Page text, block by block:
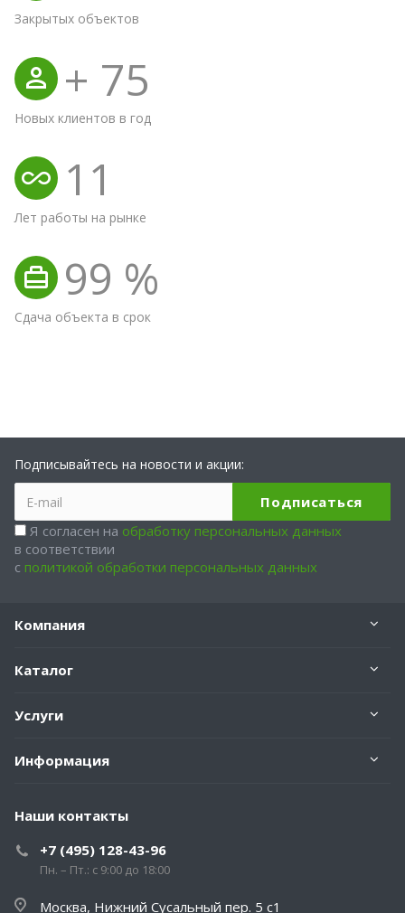
Закрытых объектов
+ 75
Новых клиентов в год
11
Лет работы на рынке
99 %
Сдача объекта в срок
Подписывайтесь на новости и акции:
Я согласен на обработку персональных данных
в соответствии
с политикой обработки персональных данных
Компания
Каталог
Услуги
Информация
Наши контакты
+7 (495) 128-43-96
Пн. – Пт.: с 9:00 до 18:00
Москва, Нижний Сусальный пер. 5 с1